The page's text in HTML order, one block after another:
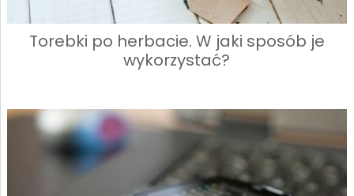
Torebki po herbacie. W jaki sposób je
wykorzystać?